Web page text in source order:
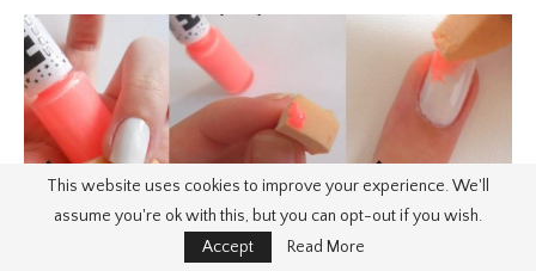
This website uses cookies to improve your experience. We'll
assume you're ok with this, but you can opt-out if you wish.
Accept
Read More